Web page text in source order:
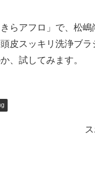
らアフロ」で、松
皮スッキリ洗浄ブラ
、試してみます。